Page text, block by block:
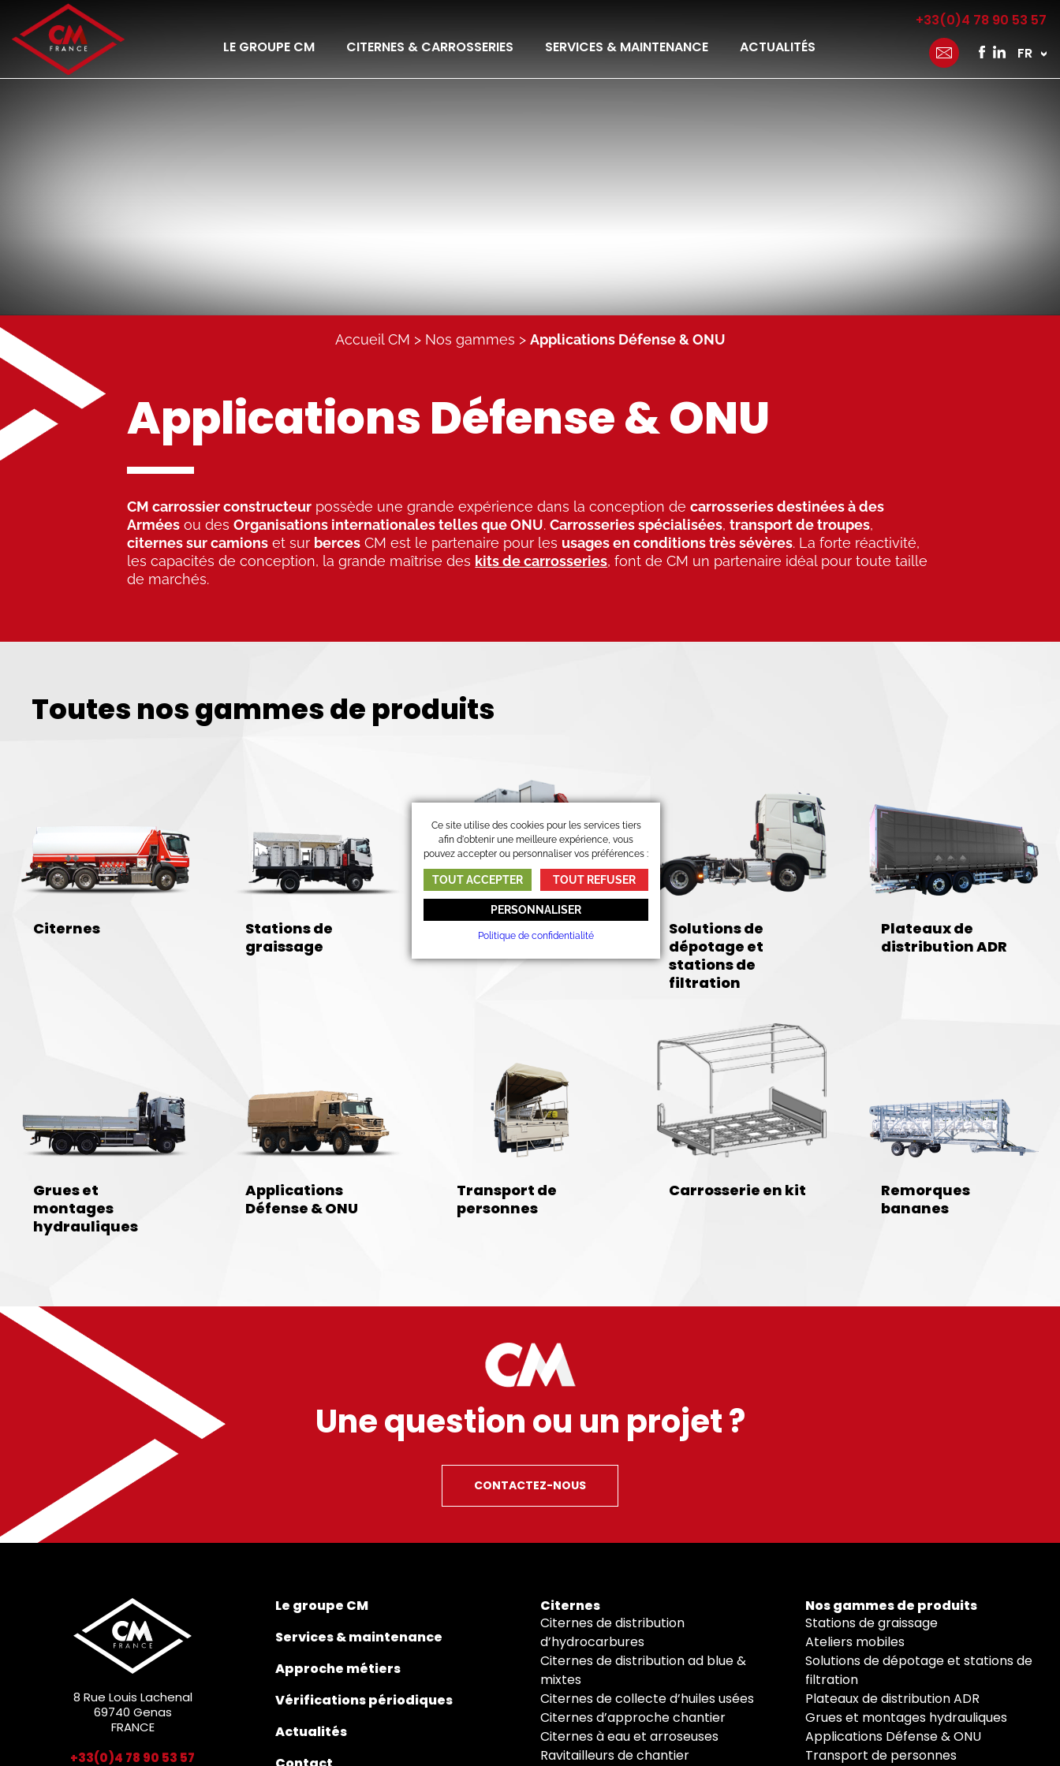
LE GROUPE CM CITERNES & CARROSSERIES SERVICES & MAINTENANCE ACTUALITÉS
+33(0)4 78 90 53 57
Accueil CM Nos gammes Applications Défense & ONU
Applications Défense & ONU
CM carrossier constructeur possède une grande expérience dans la conception decarrosseries destinées à des
Armées ou desOrganisations internationales telles que ONU.Carrosseries spécialisées,transport de troupes,
citernes sur camions et sur berces CM est le partenaire pour les usages en conditions très sévères. La forte réactivité,
les capacités de conception, la grande maîtrise des kits de carrosseries, font de CM un partenaire idéal pour toute taille
de marchés.
Toutes nos gammes de produits
Citernes
Stations de
graissage
Ateliers mobiles
Solutions de
dépotage et
stations de
filtration
Plateaux de
distribution ADR
Grues et
montages
hydrauliques
Applications
Défense & ONU
Transport de
personnes
Carrosserie en kit
Remorques
bananes
Une question ou un projet ?
CONTACTEZ-NOUS
8 Rue Louis Lachenal
69740 Genas
FRANCE
+33(0)4 78 90 53 57
Le groupe CM
Services & maintenance
Approche métiers
Vérifications périodiques
Actualités
Citernes
Citernes de distribution
d’hydrocarbures
Citernes de distribution ad blue &
mixtes
Citernes de collecte d’huiles usées
Citernes d’approche chantier
Citernes à eau et arroseuses
Ravitailleurs de chantier
Nos gammes de produits
Stations de graissage
Ateliers mobiles
Solutions de dépotage et stations de
filtration
Plateaux de distribution ADR
Grues et montages hydrauliques
Applications Défense & ONU
Transport de personnes
Ce site utilise des cookies pour les services tiers
afin d'obtenir une meilleure expérience, vous
pouvez accepter ou personnaliser vos préférences :
TOUT ACCEPTER TOUT REFUSER
PERSONNALISER
Politique de confidentialité